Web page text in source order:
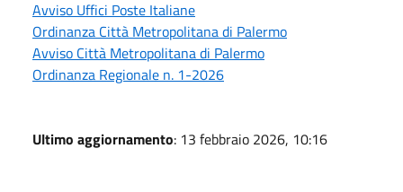
Avviso Uffici Poste Italiane
Ordinanza Città Metropolitana di Palermo
Avviso Città Metropolitana di Palermo
Ordinanza Regionale n. 1-2026
Ultimo aggiornamento: 13 febbraio 2026, 10:16